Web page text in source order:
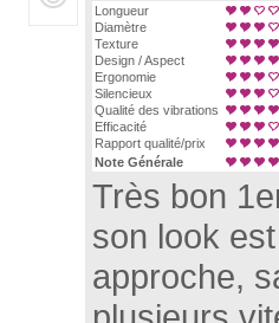
Longueur
Diamètre
Texture
Design / Aspect
Ergonomie
Silencieux
Qualité des vibrations
Efficacité
Rapport qualité/prix
Note Générale
Très bon
son look
approche,